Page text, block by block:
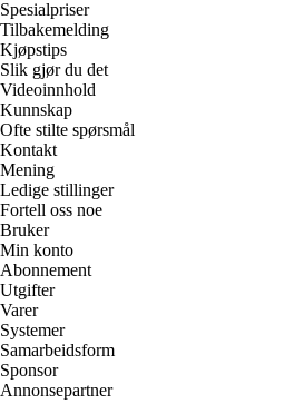
Spesialpriser
Tilbakemelding
Kjøpstips
Slik gjør du det
Videoinnhold
Kunnskap
Ofte stilte spørsmål
Kontakt
Mening
Ledige stillinger
Fortell oss noe
Bruker
Min konto
Abonnement
Utgifter
Varer
Systemer
Samarbeidsform
Sponsor
Annonsepartner